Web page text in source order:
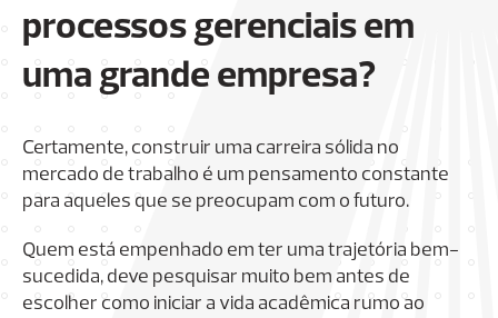
processos gerenciais em
uma grande empresa?
Certamente, construir uma carreira sólida no
mercado de trabalho é um pensamento constante
para aqueles que se preocupam com o futuro.
Quem está empenhado em ter uma trajetória bem-
sucedida, deve pesquisar muito bem antes de
escolher como iniciar a vida acadêmica rumo ao